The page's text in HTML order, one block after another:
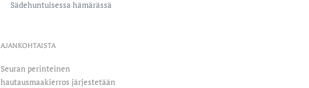
Sädehuntuisessa hämärässä
AJANKOHTAISTA
Seuran perinteinen
hautausmaakierros järjestetään